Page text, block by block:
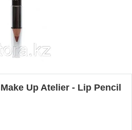
Up Atelier - Lip Pencil